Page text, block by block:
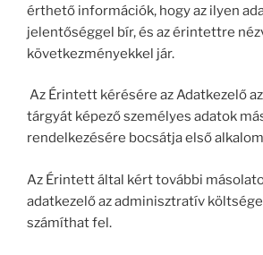
érthető információk, hogy az ilyen
jelentőséggel bír, és az érintettre
következményekkel jár.
Az Érintett kérésére az Adatkezelő
tárgyát képező személyes adatok
rendelkezésére bocsátja első
Az Érintett által kért további
adatkezelő az adminisztratív
számíthat fel.